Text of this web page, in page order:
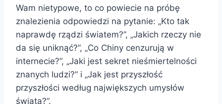
Wam nietypowe, to co powiecie na próbę
znalezienia odpowiedzi na pytanie: „Kto tak
naprawdę rządzi światem?”, „Jakich rzeczy nie
da się uniknąć?”, „Co Chiny cenzurują w
internecie?”, „Jaki jest sekret nieśmiertelności
znanych ludzi?” i „Jak jest przyszłość
przyszłości według największych umysłów
świata?”.